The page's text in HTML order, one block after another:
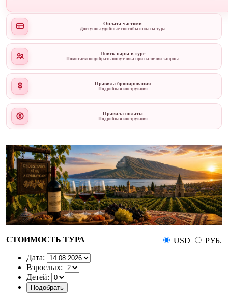
Оплата частями
Доступны удобные способы оплаты тура
Поиск пары в туре
Помогаем подобрать попутчика при наличии запроса
Правила бронирования
Подробная инструкция
Правила оплаты
Подробная инструкция
СТОИМОСТЬ ТУРА USD
РУБ.
Дата:
Взрослых:
Детей: